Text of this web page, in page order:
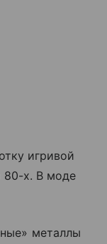
игривой
80-х. В моде
металлы